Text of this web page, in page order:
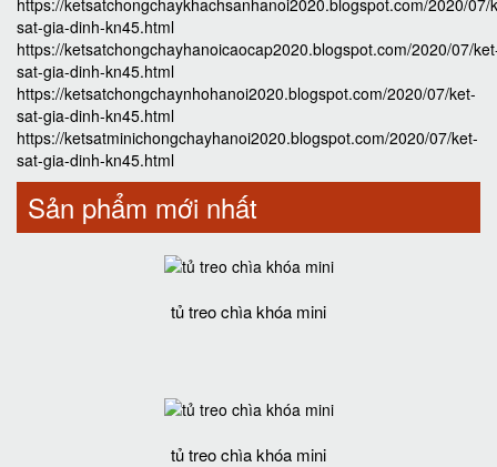
sat-gia-dinh-kn45.html
https://ketsatchongchayhanoicaocap2020.blogspot.com/2020/07/
sat-gia-dinh-kn45.html
https://ketsatchongchaynhohanoi2020.blogspot.com/2020/07/ket-
sat-gia-dinh-kn45.html
https://ketsatminichongchayhanoi2020.blogspot.com/2020/07/ket-
sat-gia-dinh-kn45.html
Sản phẩm mới nhất
tủ treo chìa khóa mini
tủ treo chìa khóa mini